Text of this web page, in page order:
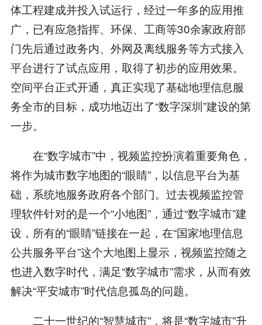
体工程建成并投入试运行，经过一年多的应用推
广，已有应急指挥、环保、工商等30余家政府部
门先后通过政务内、外网及离线服务等方式接入
平台进行了试点应用，取得了初步的应用效果。
空间平台正式开通，真正实现了基础地理信息服
务全市的目标，成功地迈出了“数字深圳”建设的第
一步。
在“数字城市”中，视频监控扮演着重要角色，
将作为城市数字地图的“眼睛”，以信息平台为基
础，系统地服务政府各个部门。过去视频监控管
理软件针对的是一个“小地图”，通过“数字城市”建
设，所有的“眼睛”链接在一起，在“国家地理信息
公共服务平台”这个大地图上显示，视频监控随之
也进入数字时代，满足“数字城市”需求，从而有效
解决“平安城市”时代信息孤岛的问题。
二十一世纪的“智慧城市”，将是“数字城市”升